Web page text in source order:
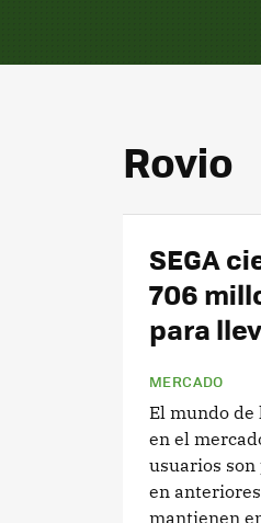
Rovio
SEGA
706
para
MERCADO
El mundo
en el
usuarios
en
mantienen